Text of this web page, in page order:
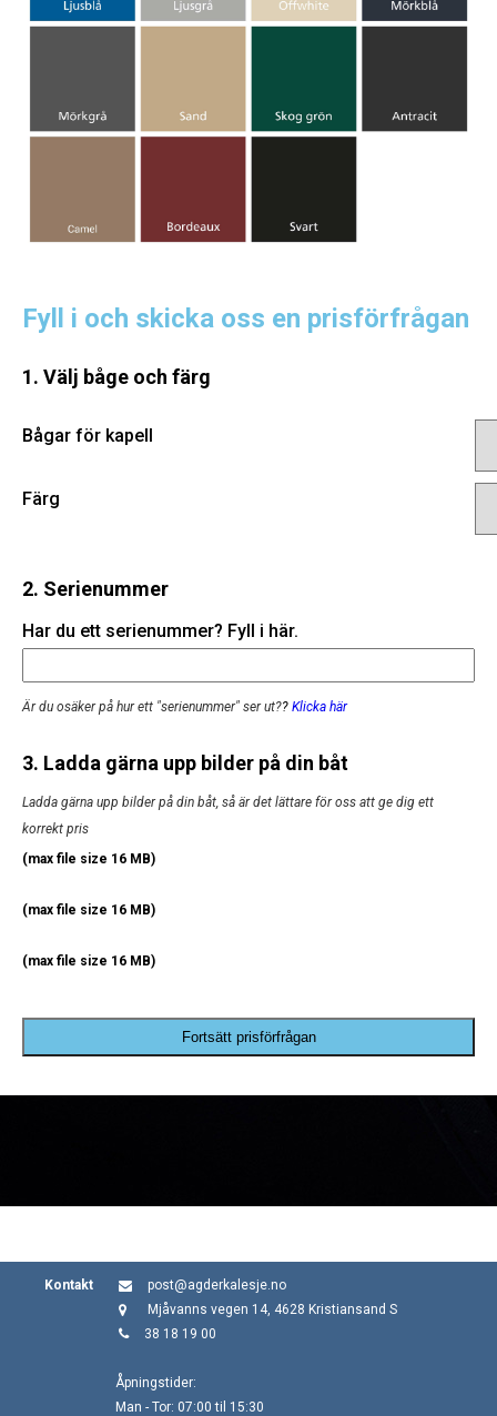
Fyll i och skicka oss en prisförfrågan
1. Välj båge och färg
Bågar för kapell
Färg
2. Serienummer
Har du ett serienummer? Fyll i här.
Är du osäker på hur ett "serienummer" ser ut?? Klicka här
3. Ladda gärna upp bilder på din båt
Ladda gärna upp bilder på din båt, så är det lättare för oss att ge dig ett
korrekt pris
(max file size 16 MB)
(max file size 16 MB)
(max file size 16 MB)
Fortsätt prisförfrågan
Kontakt
post@agderkalesje.no
Mjåvanns vegen 14, 4628 Kristiansand S
38 18 19 00
Åpningstider:
Man - Tor: 07:00 til 15:30